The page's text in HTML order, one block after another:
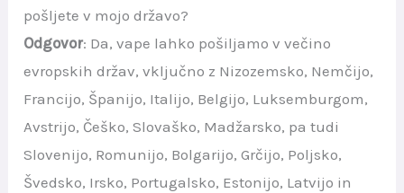
pošljete v mojo državo?
Odgovor: Da, vape lahko pošiljamo v večino
evropskih držav, vključno z Nizozemsko, Nemčijo,
Francijo, Španijo, Italijo, Belgijo, Luksemburgom,
Avstrijo, Češko, Slovaško, Madžarsko, pa tudi
Slovenijo, Romunijo, Bolgarijo, Grčijo, Poljsko,
Švedsko, Irsko, Portugalsko, Estonijo, Latvijo in